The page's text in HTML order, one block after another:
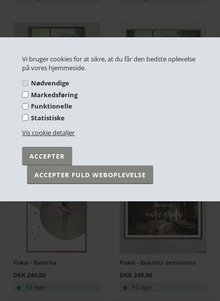
Vi bruger cookies for at sikre, at du får den bedste oplevelse
på vores hjemmeside.
Nødvendige
Markedsføring
Funktionelle
Statistiske
Vis cookie detaljer
Plakat - Pigen med bamsen
DKK 249,00
Plakat - Ballerina
DKK 249,00
På lager
Plakat - Beautiful destinations
DKK 249,00
På lager